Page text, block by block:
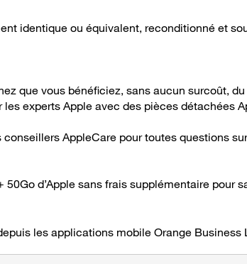
identique ou équivalent, reconditionné et
que vous bénéficiez, sans aucun surcoût,
experts Apple avec des pièces détachées
AppleCare pour toutes questions
50Go d’Apple sans frais supplémentaire pour
les applications mobile Orange Business